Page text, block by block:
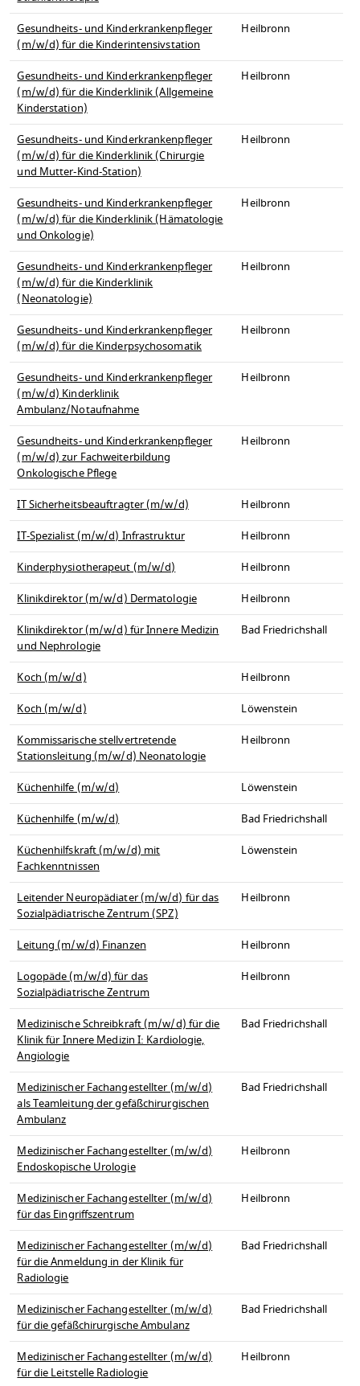
Gesundheits- und Kinderkrankenpfleger
(m/w/d) für die Kinderintensivstation
Heilbronn
Gesundheits- und Kinderkrankenpfleger
(m/w/d) für die Kinderklinik (Allgemeine
Kinderstation)
Heilbronn
Gesundheits- und Kinderkrankenpfleger
(m/w/d) für die Kinderklinik (Chirurgie
und Mutter-Kind-Station)
Heilbronn
Gesundheits- und Kinderkrankenpfleger
(m/w/d) für die Kinderklinik (Hämatologie
und Onkologie)
Heilbronn
Gesundheits- und Kinderkrankenpfleger
(m/w/d) für die Kinderklinik
(Neonatologie)
Heilbronn
Gesundheits- und Kinderkrankenpfleger
(m/w/d) für die Kinderpsychosomatik
Heilbronn
Gesundheits- und Kinderkrankenpfleger
(m/w/d) Kinderklinik
Ambulanz/Notaufnahme
Heilbronn
Gesundheits- und Kinderkrankenpfleger
(m/w/d) zur Fachweiterbildung
Onkologische Pflege
Heilbronn
IT Sicherheitsbeauftragter (m/w/d)
Heilbronn
IT-Spezialist (m/w/d) Infrastruktur
Heilbronn
Kinderphysiotherapeut (m/w/d)
Heilbronn
Klinikdirektor (m/w/d) Dermatologie
Heilbronn
Klinikdirektor (m/w/d) für Innere Medizin
und Nephrologie
Bad Friedrichshall
Koch (m/w/d)
Heilbronn
Koch (m/w/d)
Löwenstein
Kommissarische stellvertretende
Stationsleitung (m/w/d) Neonatologie
Heilbronn
Küchenhilfe (m/w/d)
Löwenstein
Küchenhilfe (m/w/d)
Bad Friedrichshall
Küchenhilfskraft (m/w/d) mit
Fachkenntnissen
Löwenstein
Leitender Neuropädiater (m/w/d) für das
Sozialpädiatrische Zentrum (SPZ)
Heilbronn
Leitung (m/w/d) Finanzen
Heilbronn
Logopäde (m/w/d) für das
Sozialpädiatrische Zentrum
Heilbronn
Medizinische Schreibkraft (m/w/d) für die
Klinik für Innere Medizin I: Kardiologie,
Angiologie
Bad Friedrichshall
Medizinischer Fachangestellter (m/w/d)
als Teamleitung der gefäßchirurgischen
Ambulanz
Bad Friedrichshall
Medizinischer Fachangestellter (m/w/d)
Endoskopische Urologie
Heilbronn
Medizinischer Fachangestellter (m/w/d)
für das Eingriffszentrum
Heilbronn
Medizinischer Fachangestellter (m/w/d)
für die Anmeldung in der Klinik für
Radiologie
Bad Friedrichshall
Medizinischer Fachangestellter (m/w/d)
für die gefäßchirurgische Ambulanz
Bad Friedrichshall
Medizinischer Fachangestellter (m/w/d)
für die Leitstelle Radiologie
Heilbronn